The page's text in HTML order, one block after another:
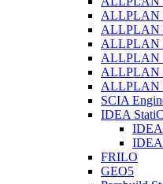
ALLPLAN
ALLPLAN
ALLPLAN
ALLPLAN
ALLPLAN
ALLPLAN
SCIA
IDEA
IDEA
IDEA
FRILO
GEO5